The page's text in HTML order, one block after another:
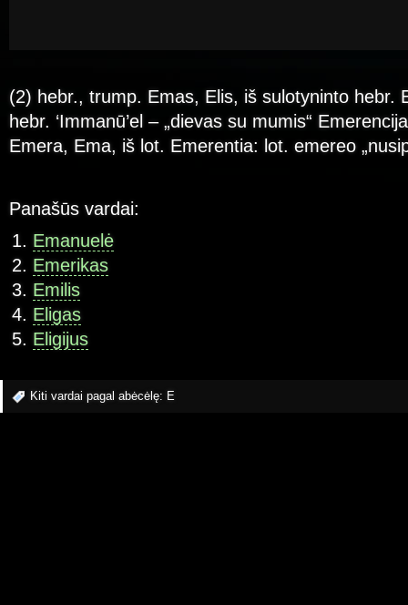
(2) hebr., trump. Emas, Elis, iš sulotyninto hebr.
hebr. ‘Immanū’el – „dievas su mumis“
Emera, Ema, iš lot. Emerentia: lot. emereo
Panašūs vardai:
Emanuelė
Emerikas
Emilis
Eligas
Eligijus
Kiti vardai pagal abėcėlę: E